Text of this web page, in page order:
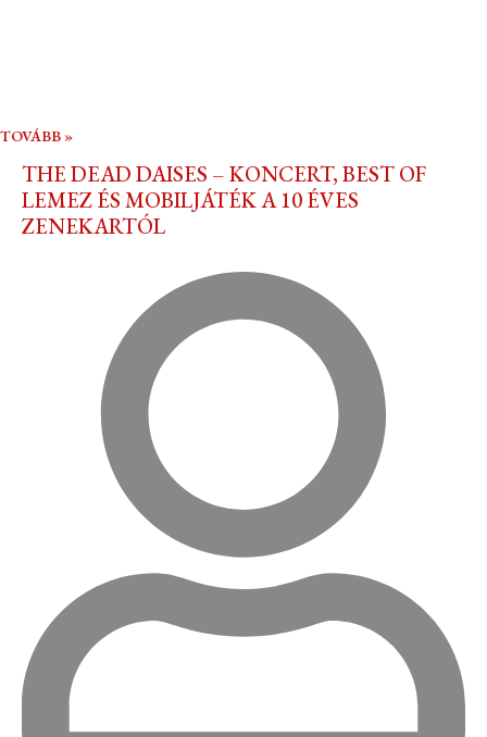
TOVÁBB »
THE DEAD DAISES – KONCERT, BEST OF
LEMEZ ÉS MOBILJÁTÉK A 10 ÉVES
ZENEKARTÓL